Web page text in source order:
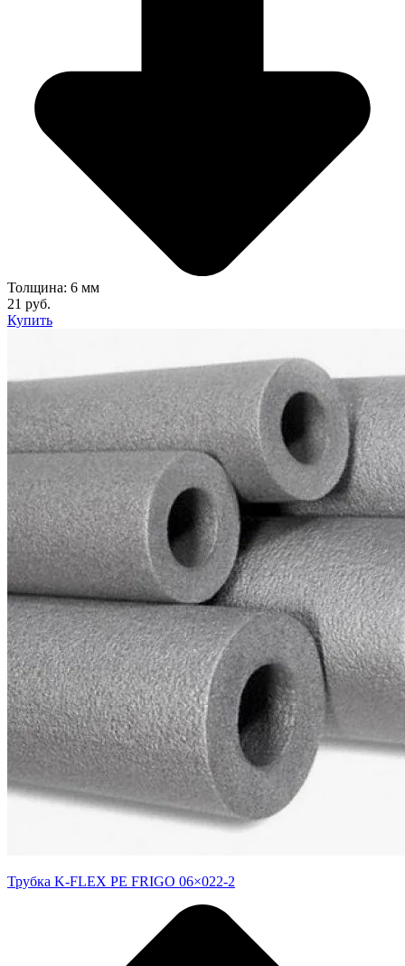
Толщина: 6 мм
21 руб.
Купить
Трубка K-FLEX PE FRIGO 06×022-2